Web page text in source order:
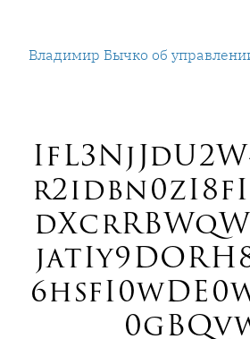
содержимому
Владимир Бычко об